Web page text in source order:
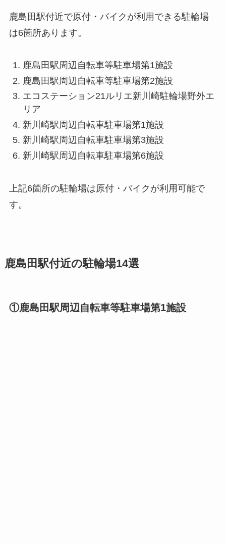
鹿島田駅付近で原付・バイクが利用できる駐輪場
は6箇所あります。
鹿島田駅周辺自転車等駐車場第1施設
鹿島田駅周辺自転車等駐車場第2施設
エコステーション21ルリエ新川崎駐輪場野外エ
リア
新川崎駅周辺自転車駐車場第1施設
新川崎駅周辺自転車駐車場第3施設
新川崎駅周辺自転車駐車場第6施設
上記6箇所の駐輪場は原付・バイクが利用可能で
す。
鹿島田駅付近の駐輪場14選
①鹿島田駅周辺自転車等駐車場第1施設